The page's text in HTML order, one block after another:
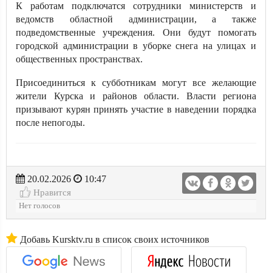
К работам подключатся сотрудники министерств и
ведомств областной администрации, а также
подведомственные учреждения. Они будут помогать
городской администрации в уборке снега на улицах и
общественных пространствах.
Присоединиться к субботникам могут все желающие
жители Курска и районов области. Власти региона
призывают курян принять участие в наведении порядка
после непогоды.
20.02.2026
10:47
Нравится
Нет голосов
Добавь Kursktv.ru в список своих источников